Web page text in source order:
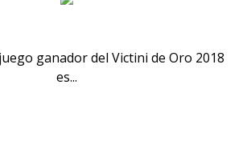
ganador del Victini de Oro 2018
es...